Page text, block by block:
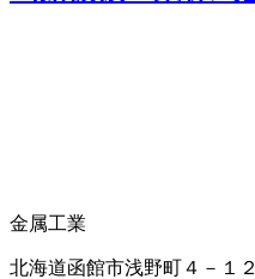
金属工業
北海道函館市浅野町４－１２